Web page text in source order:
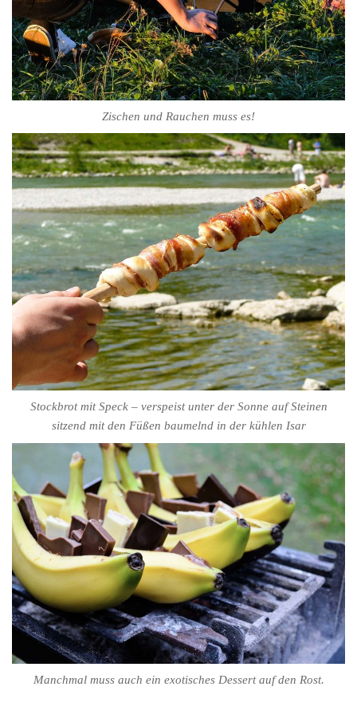
Zischen und Rauchen muss es!
Stockbrot mit Speck – verspeist unter der Sonne auf Steinen
sitzend mit den Füßen baumelnd in der kühlen Isar
Manchmal muss auch ein exotisches Dessert auf den Rost.